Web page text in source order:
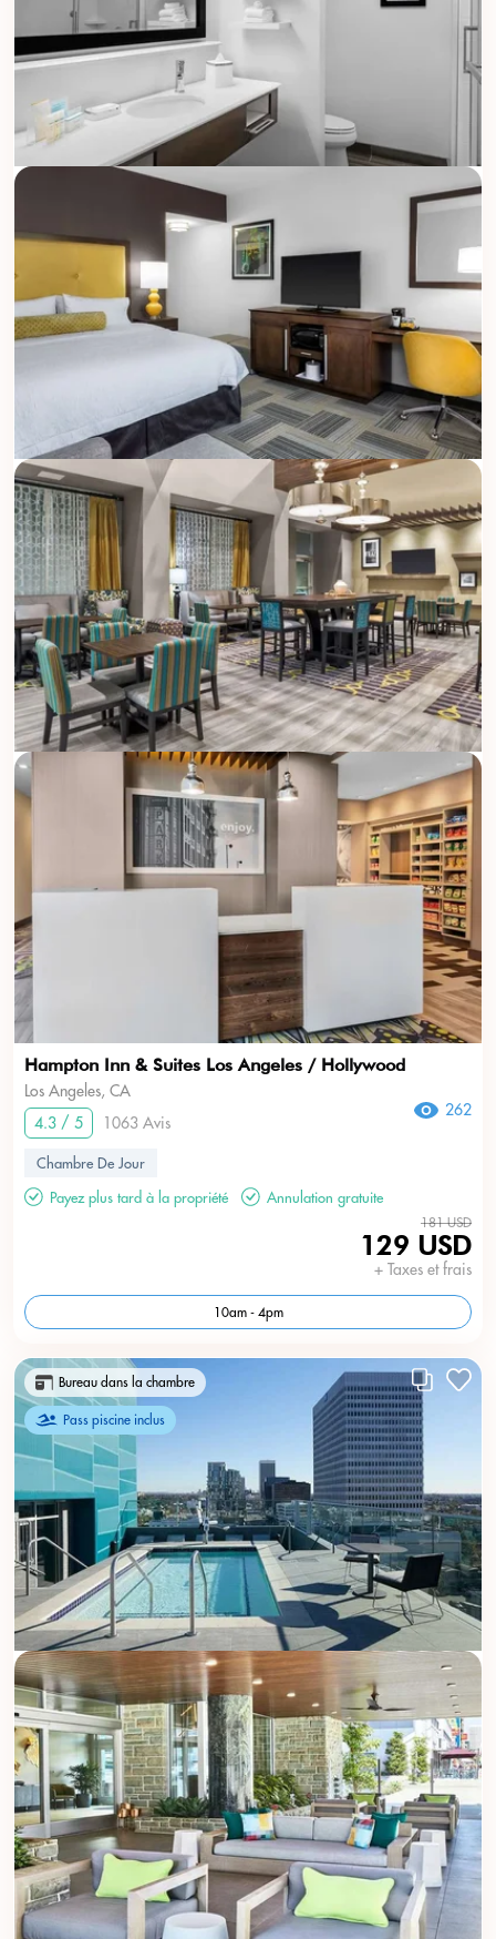
Hampton Inn & Suites Los Angeles / Hollywood
Los Angeles, CA
4.3 / 5
1063 Avis
262
Chambre De Jour
Payez plus tard à la propriété
Annulation gratuite
181 USD
129 USD
+ Taxes et frais
10am - 4pm
Bureau dans la chambre
Pass piscine inclus